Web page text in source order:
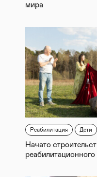
мира
Реабилитация Дети
Начато